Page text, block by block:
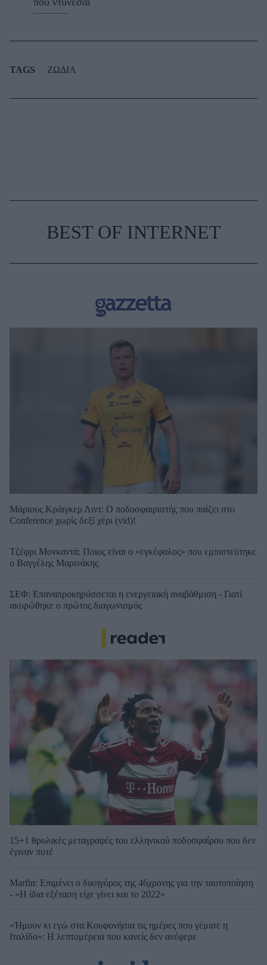
TAGS ΖΩΔΙΑ
BEST OF INTERNET
Μάριους Κράιγκερ Λιντ: Ο ποδοσφαιριστής που παίζει στο
Conference χωρίς δεξί χέρι (vid)!
Τζέφρι Μονκαντά: Ποιος είναι ο «εγκέφαλος» που εμπιστεύτηκε
ο Βαγγέλης Μαρινάκης
ΣΕΦ: Επαναπροκηρύσσεται η ενεργειακή αναβάθμιση - Γιατί
ακυρώθηκε ο πρώτος διαγωνισμός
15+1 θρυλικές μεταγραφές του ελληνικού ποδοσφαίρου που δεν
έγιναν ποτέ
Marfin: Επιμένει ο δικηγόρος της 46χρονης για την ταυτοποίηση
- «Η ίδια εξέταση είχε γίνει και το 2022»
«Ήμουν κι εγώ στα Κουφονήσια τις ημέρες που γέμισε η
Ιταλίδα»: Η λεπτομέρεια που κανείς δεν ανέφερε